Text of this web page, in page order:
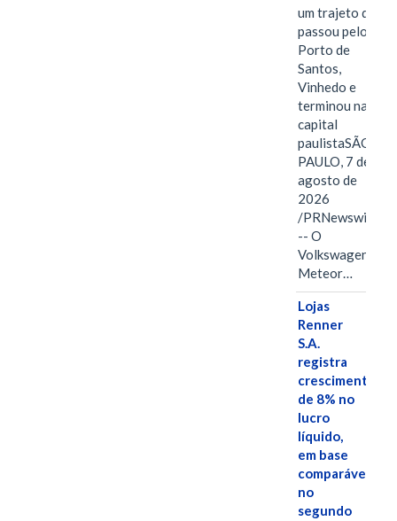
um trajeto que
passou pelo
Porto de
Santos,
Vinhedo e
terminou na
capital
paulistaSÃO
PAULO, 7 de
agosto de
2026
/PRNewswire/
-- O
Volkswagen
Meteor…
Lojas
Renner
S.A.
registra
crescimento
de 8% no
lucro
líquido,
em base
comparável,
no
segundo